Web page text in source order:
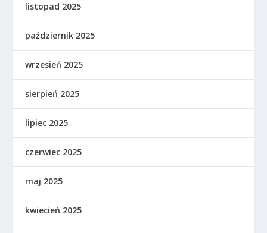
listopad 2025
październik 2025
wrzesień 2025
sierpień 2025
lipiec 2025
czerwiec 2025
maj 2025
kwiecień 2025